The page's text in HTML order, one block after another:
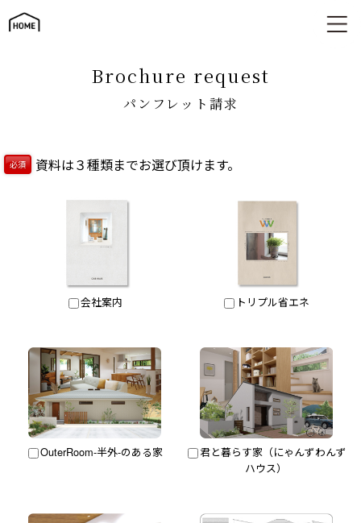
パンフレット請求
brochure request
パンフレット請求
必須 資料は３種類までお選び頂けます。
会社案内 トリプル省エネ
OuterRoom-半外-のある家
君と暮らす家（にゃんずわんず
ハウス）